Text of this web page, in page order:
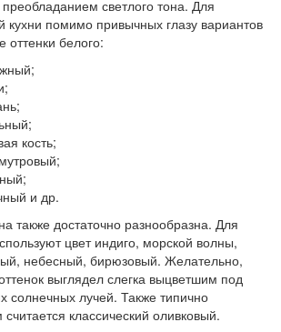
светлого тона. Для
кухни помимо привычных глазу вариантов
оттенки белого:
кость;
и др.
также достаточно разнообразна. Для
цвет индиго, морской волны,
небесный, бирюзовый. Желательно,
выглядел слегка выцветшим под
солнечных лучей. Также типично
классический оливковый.